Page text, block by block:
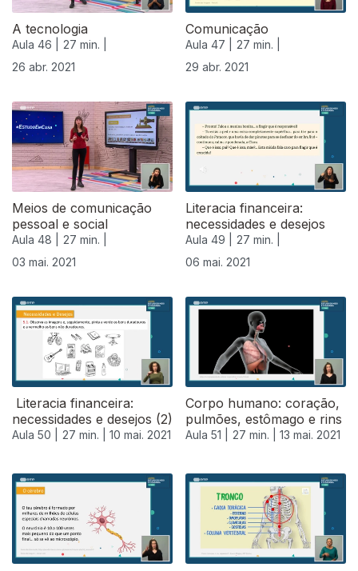
A tecnologia
Aula 46 |
27 min. |
26 abr. 2021
Comunicação
Aula 47 |
27 min. |
29 abr. 2021
Meios de comunicação
pessoal e social
Aula 48 |
27 min. |
03 mai. 2021
Literacia financeira:
necessidades e desejos
Aula 49 |
27 min. |
06 mai. 2021
Literacia financeira:
necessidades e desejos (2)
Aula 50 | 27 min. | 10 mai. 2021
Corpo humano: coração,
pulmões, estômago e rins
Aula 51 | 27 min. | 13 mai. 2021